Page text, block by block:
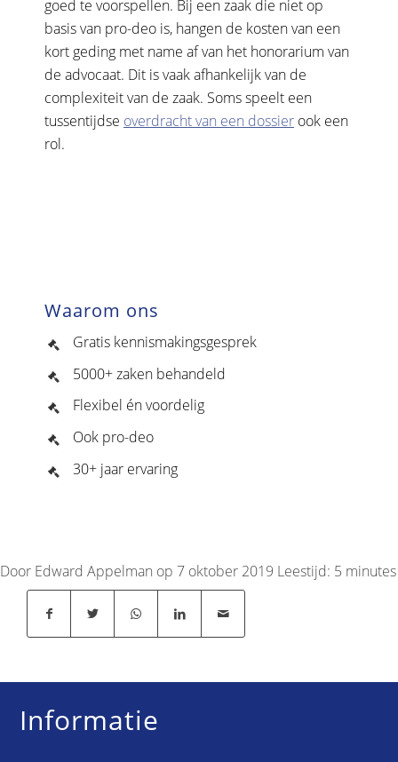
goed te voorspellen. Bij een zaak die niet op
basis van pro-deo is, hangen de kosten van een
kort geding met name af van het honorarium van
de advocaat. Dit is vaak afhankelijk van de
complexiteit van de zaak. Soms speelt een
tussentijdse overdracht van een dossier ook een
rol.
Waarom ons
Gratis kennismakingsgesprek
5000+ zaken behandeld
Flexibel én voordelig
Ook pro-deo
30+ jaar ervaring
Door Edward Appelman op 7 oktober 2019 Leestijd: 5 minutes
Informatie